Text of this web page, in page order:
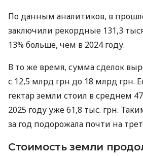
По данным аналитиков, в
заключили рекордные 131,3
13% больше, чем в 2024 году.
В то же время, сумма сделок
с 12,5 млрд грн до 18 млрд грн.
гектар земли стоил в среднем
2025 году уже 61,8 тыс. грн.
за год подорожала почти на
Стоимость земли